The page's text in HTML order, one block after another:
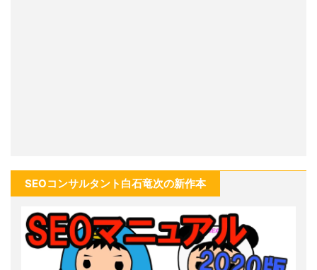
SEOコンサルタント白石竜次の新作本